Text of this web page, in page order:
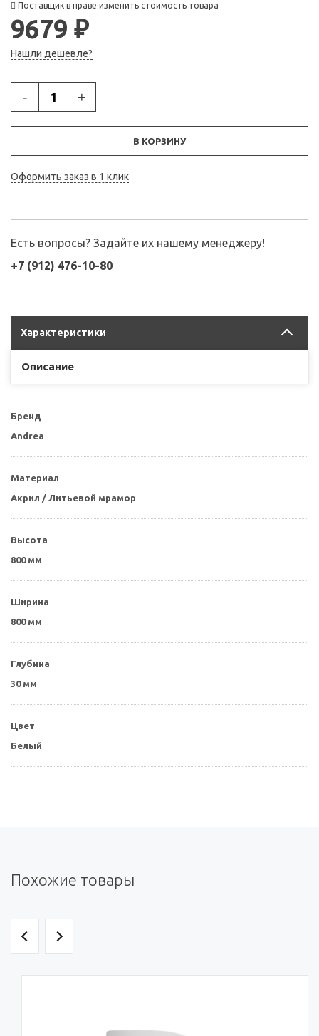
Поставщик в праве изменить стоимость товара
9679 ₽
Нашли дешевле?
- +
В КОРЗИНУ
Оформить заказ в 1 клик
Есть вопросы? Задайте их нашему менеджеру!
+7 (912) 476-10-80
Характеристики
Описание
Бренд
Andrea
Материал
Акрил / Литьевой мрамор
Высота
800 мм
Ширина
800 мм
Глубина
30 мм
Цвет
Белый
Похожие товары